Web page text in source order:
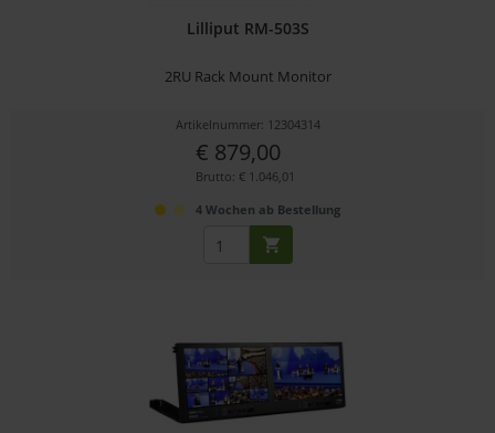
Lilliput RM-503S
2RU Rack Mount Monitor
Artikelnummer: 12304314
€ 879,00
Brutto: € 1.046,01
4 Wochen ab Bestellung